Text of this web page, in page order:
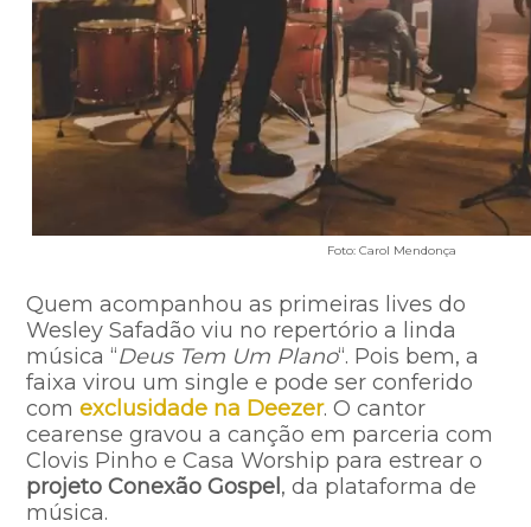
Foto: Carol Mendonça
Quem acompanhou as primeiras lives do
Wesley Safadão viu no repertório a linda
música “Deus Tem Um Plano“. Pois bem, a
faixa virou um single e pode ser conferido
comexclusidade na Deezer. O cantor
cearense gravou a canção em parceria com
Clovis Pinho e Casa Worship para estrear o
projeto Conexão Gospel , da plataforma de
música.